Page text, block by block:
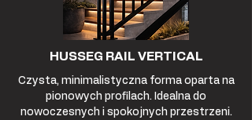
HUSSEG RAIL VERTICAL
Czysta, minimalistyczna forma oparta na
pionowych profilach. Idealna do
nowoczesnych i spokojnych przestrzeni.